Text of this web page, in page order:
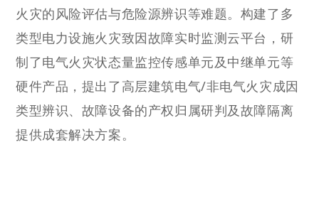
火灾的风险评估与危险源辨识等难题。构建了多
类型电力设施火灾致因故障实时监测云平台，研
制了电气火灾状态量监控传感单元及中继单元等
硬件产品，提出了高层建筑电气/非电气火灾成因
类型辨识、故障设备的产权归属研判及故障隔离
提供成套解决方案。